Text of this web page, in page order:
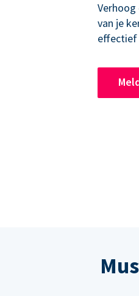
van je
effectief